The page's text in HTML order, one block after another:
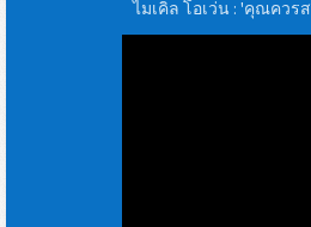
ไมเคิล โอเว่น : 'คุณควร